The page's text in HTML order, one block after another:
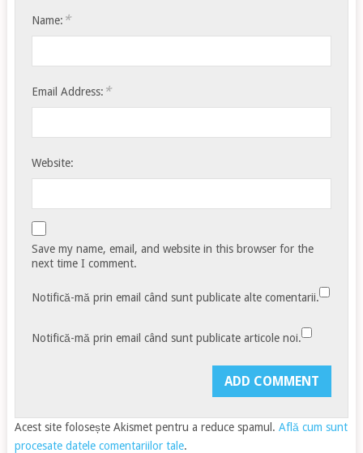
Name: *
Email Address: *
Website:
Save my name, email, and website in this browser for the
next time I comment.
Notifică-mă prin email când sunt publicate alte comentarii.
Notifică-mă prin email când sunt publicate articole noi.
Acest site folosește Akismet pentru a reduce spamul. Află cum sunt
procesate datele comentariilor tale.